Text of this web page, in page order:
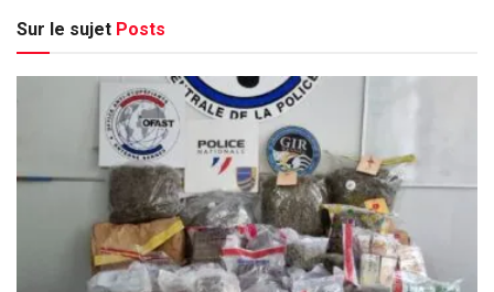
Sur le sujet Posts